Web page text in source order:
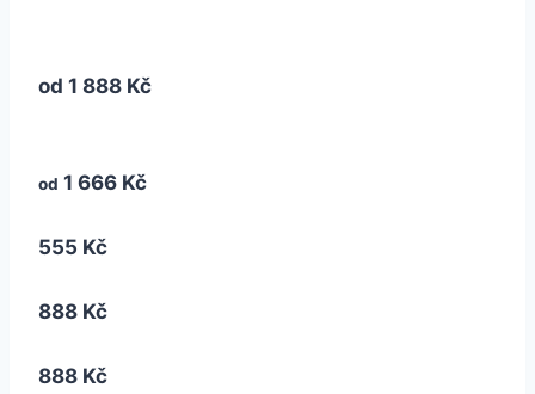
od 1 888 Kč
od 1 666 Kč
555 Kč
888 Kč
888 Kč